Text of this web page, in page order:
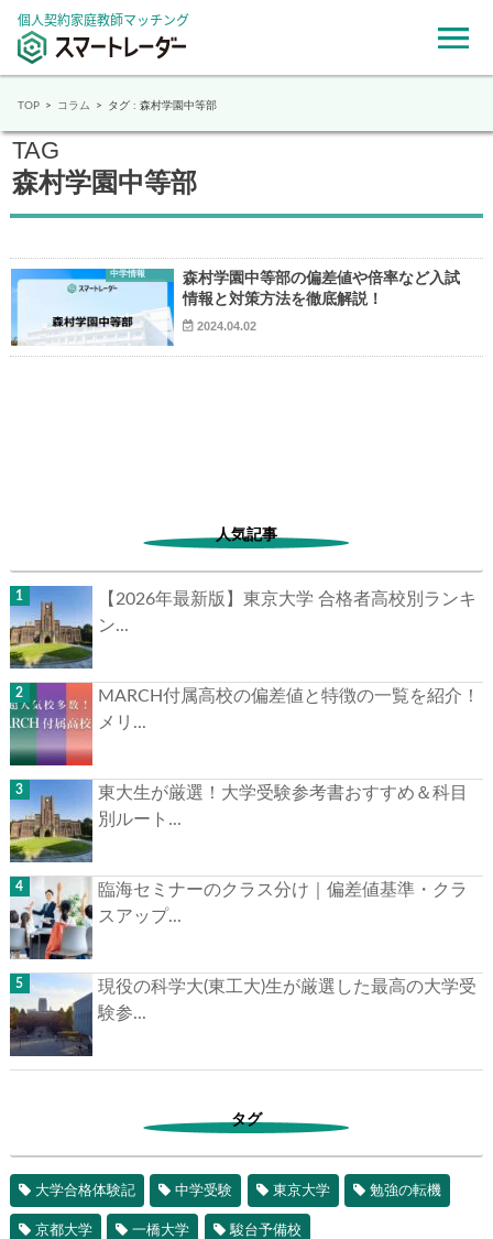
個人契約家庭教師マッチング
▶
TOP コラム タグ : 森村学園中等部
TAG
森村学園中等部
中学情報
森村学園中等部の偏差値や倍率など入試
情報と対策方法を徹底解説！
2024.04.02
人気記事
【2026年最新版】東京大学 合格者高校別ランキ
ン...
MARCH付属高校の偏差値と特徴の一覧を紹介！
メリ...
東大生が厳選！大学受験参考書おすすめ＆科目
別ルート...
臨海セミナーのクラス分け｜偏差値基準・クラ
スアップ...
現役の科学大(東工大)生が厳選した最高の大学受
験参...
タグ
大学合格体験記 中学受験 東京大学 勉強の転機
京都大学 一橋大学 駿台予備校